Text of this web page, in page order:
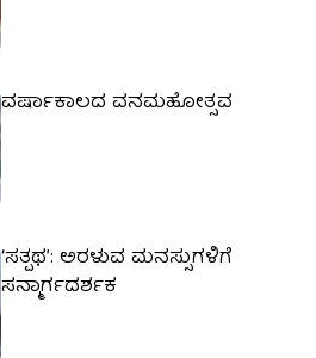
ವರ್ಷಾಕಾಲದ ವನಮಹೋತ್ಸವ
‘ಸತ್ಪಥ’: ಅರಳುವ ಮನಸ್ಸುಗಳಿಗೆ
ಸನ್ಮಾರ್ಗದರ್ಶಕ